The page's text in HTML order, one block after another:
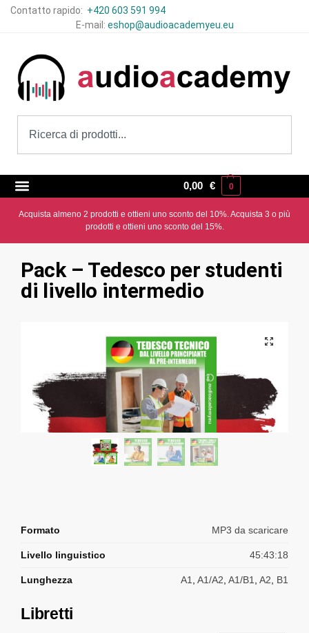
Contatto rapido: +420 603 591 994
E-mail: eshop@audioacademyeu.eu
0,00 € 0
Acquista almeno 2 prodotti e ottieni uno sconto del 10%. Acquista 3 o più
prodotti e ottieni uno sconto del 15%.
Pack – Tedesco per studenti
di livello intermedio
Formato MP3 da scaricare
Livello linguistico 45:43:18
Lunghezza A1 A1/A2 A1/B1 A2 B1
Libretti